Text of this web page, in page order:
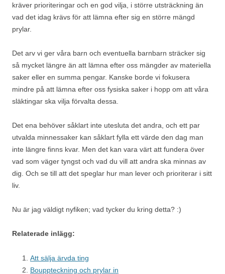
kräver prioriteringar och en god vilja, i större utsträckning än
vad det idag krävs för att lämna efter sig en större mängd
prylar.
Det arv vi ger våra barn och eventuella barnbarn sträcker sig
så mycket längre än att lämna efter oss mängder av materiella
saker eller en summa pengar. Kanske borde vi fokusera
mindre på att lämna efter oss fysiska saker i hopp om att våra
släktingar ska vilja förvalta dessa.
Det ena behöver såklart inte utesluta det andra, och ett par
utvalda minnessaker kan såklart fylla ett värde den dag man
inte längre finns kvar. Men det kan vara värt att fundera över
vad som väger tyngst och vad du vill att andra ska minnas av
dig. Och se till att det speglar hur man lever och prioriterar i sitt
liv.
Nu är jag väldigt nyfiken; vad tycker du kring detta? :)
Relaterade inlägg:
Att sälja ärvda ting
Bouppteckning och prylar in